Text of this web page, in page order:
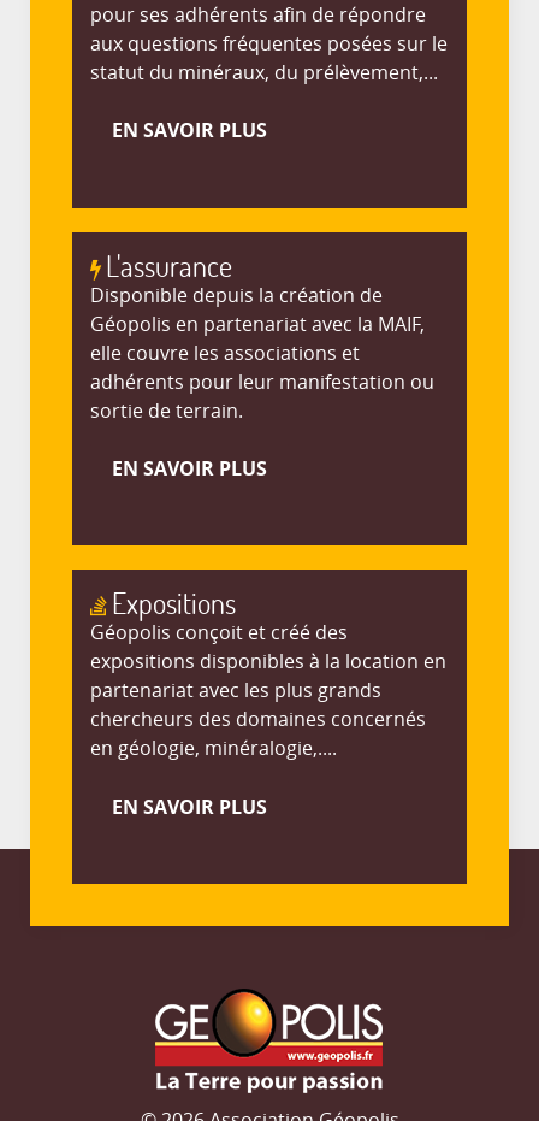
pour ses adhérents afin de répondre
aux questions fréquentes posées sur le
statut du minéraux, du prélèvement,...
EN SAVOIR PLUS
L'assurance
Disponible depuis la création de
Géopolis en partenariat avec la MAIF,
elle couvre les associations et
adhérents pour leur manifestation ou
sortie de terrain.
EN SAVOIR PLUS
Expositions
Géopolis conçoit et créé des
expositions disponibles à la location en
partenariat avec les plus grands
chercheurs des domaines concernés
en géologie, minéralogie,....
EN SAVOIR PLUS